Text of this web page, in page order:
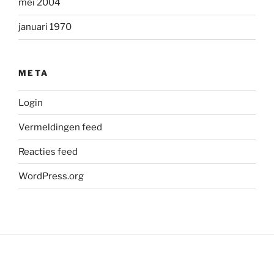
mei 2004
januari 1970
META
Login
Vermeldingen feed
Reacties feed
WordPress.org